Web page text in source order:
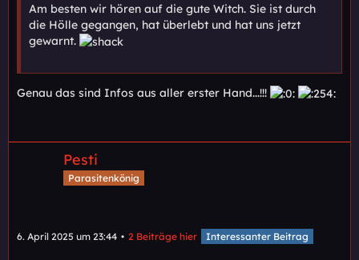
Am besten wir hören auf die gute Witch. Sie ist durch
die Hölle gegangen, hat überlebt und hat uns jetzt
gewarnt.
Genau das sind Infos aus aller erster Hand...!!!
Pesti
Parasitenkönig
6. April 2025 um 23:44 2 Beiträge hier Interessanter Beitrag